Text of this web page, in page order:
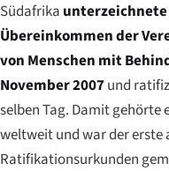
Südafrika
Übereinkommen der
von Menschen mit
November 2007und
selben Tag. Damit gehörte
weltweit und war der
Ratifikationsurkunden